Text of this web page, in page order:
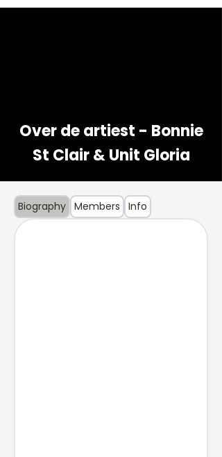
Over de artiest - Bonnie
St Clair & Unit Gloria
Biography Members Info